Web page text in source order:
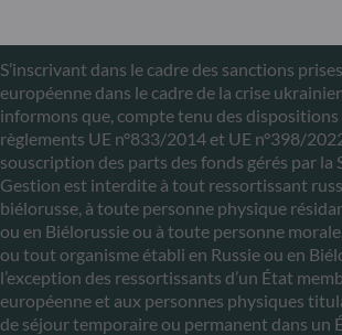
S’inscrivant dans le cadre des sanctions
européenne dans le cadre de la crise
informons que, compte tenu des dispositions
règlements UE n°833/2014 et UE n°398/
souscription des parts des fonds gérés par la
Gestion est interdite à tout ressortissant
biélorusse, à toute personne physique
ou en Biélorussie ou à toute personne
ou tout organisme établi en Russie ou en
l’exception des ressortissants d’un État
européenne et aux personnes physiques
de séjour temporaire ou permanent dans un